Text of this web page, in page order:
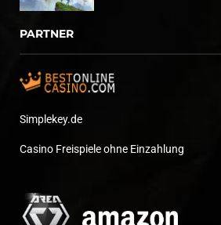
PARTNER
Simplekey.de
Casino Freispiele ohne Einzahlung